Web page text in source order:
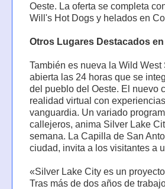
Oeste. La oferta se completa
Will's Hot Dogs y helados en
Otros Lugares Destacados
También es nueva la Wild
abierta las 24 horas que se
del pueblo del Oeste. El nuevo
realidad virtual con
vanguardia. Un variado
callejeros, anima Silver Lake
semana. La Capilla de San
ciudad, invita a los visitantes a
«Silver Lake City es un
Tras más de dos años de